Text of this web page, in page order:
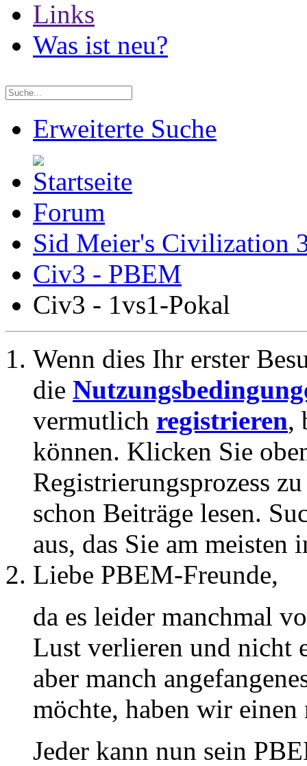
Links
Was ist neu?
Erweiterte Suche
Forum
Sid Meier's Civilization
Civ3 - PBEM
Civ3 - 1vs1-Pokal
Wenn dies Ihr erster
die
vermutlich registrieren,
können. Klicken Sie
Registrierungsprozess
schon Beiträge lesen.
aus, das Sie am meisten
Liebe PBEM-Freunde,
da es leider manchmal
Lust verlieren und nicht
aber manch
möchte, haben wir
Jeder kann nun sein